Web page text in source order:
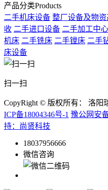
产品分类Products
二手机床设备 整厂设备及物
收 二手进口设备 二手加工中心
机床 二手铣床 二手镗床 二手
床设备
扫一扫
CopyRight © 版权所有： 洛阳
ICP备18004346号-1 豫公网安
持：尚贤科技
18037956666
微信咨询